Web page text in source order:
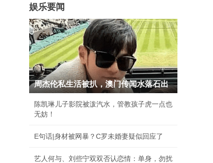
娱乐要闻
周杰伦私生活被扒，澳门传闻水落石出
陈凯琳儿子影院被泼汽水，管教孩子虎一点也
无妨！
E句话|身材被网暴？C罗未婚妻疑似回应了
艺人何与、刘些宁双双否认恋情：单身，勿扰